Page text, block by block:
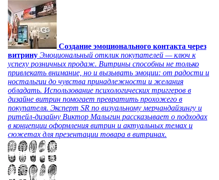
Создание эмоционального контакта через
витрину Эмоциональный отклик покупателей — ключ к
успеху розничных продаж. Витрины способны не только
привлекать внимание, но и вызывать эмоции: от радости и
ностальгии до чувства принадлежности и желания
обладать. Использование психологических триггеров в
дизайне витрин помогает превратить прохожего в
покупателя. Эксперт SR по визуальному мерчандайзингу и
ритейл-дизайну Виктор Малыгин рассказывает о подходах
в концепции оформления витрин и актуальных темах и
сюжетах для презентации товара в витринах.